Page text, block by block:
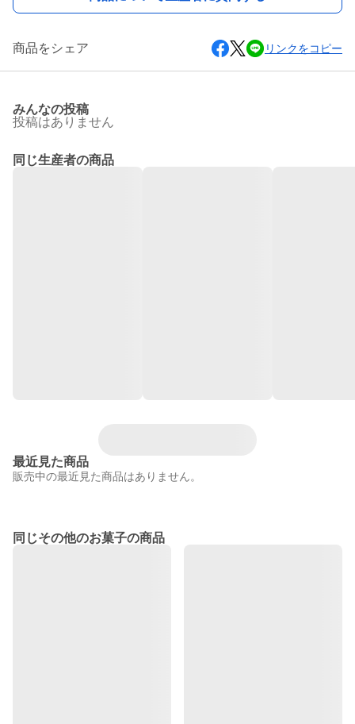
商品をシェア リンクをコピー
みんなの投稿
投稿はありません
同じ生産者の商品
最近見た商品
販売中の最近見た商品はありません。
同じその他のお菓子の商品